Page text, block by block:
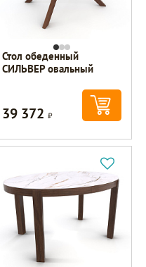
Стол обеденный
СИЛЬВЕР овальный
39 372Р